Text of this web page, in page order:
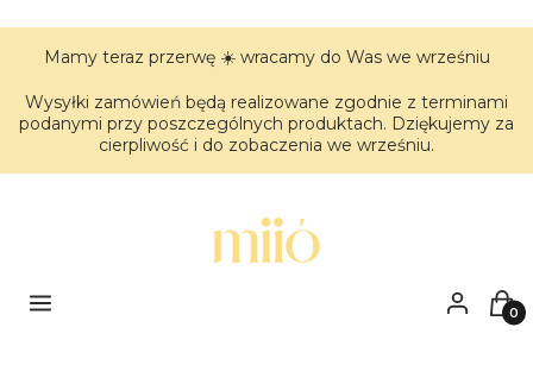
Mamy teraz przerwę ☀️ wracamy do Was we wrześniu
Wysyłki zamówień będą realizowane zgodnie z terminami
podanymi przy poszczególnych produktach. Dziękujemy za
cierpliwość i do zobaczenia we wrześniu.
Menu Zaloguj się